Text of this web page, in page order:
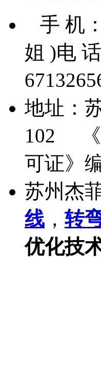
手 机
姐 )电
地址：
102
《
可证》
苏州杰
线 ， 转
优化技